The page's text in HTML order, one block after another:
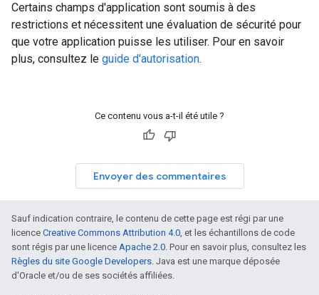
Certains champs d'application sont soumis à des
restrictions et nécessitent une évaluation de sécurité pour
que votre application puisse les utiliser. Pour en savoir
plus, consultez le guide d'autorisation.
Ce contenu vous a-t-il été utile ?
Envoyer des commentaires
Sauf indication contraire, le contenu de cette page est régi par une
licence Creative Commons Attribution 4.0, et les échantillons de code
sont régis par une licence Apache 2.0. Pour en savoir plus, consultez les
Règles du site Google Developers. Java est une marque déposée
d'Oracle et/ou de ses sociétés affiliées.